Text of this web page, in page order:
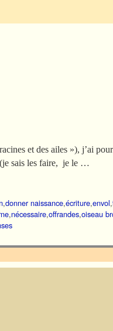
et des ailes »), j’ai
(je sais les faire, je le …
,donner naissance,écriture,envol,
,nécessaire,offrandes,oiseau